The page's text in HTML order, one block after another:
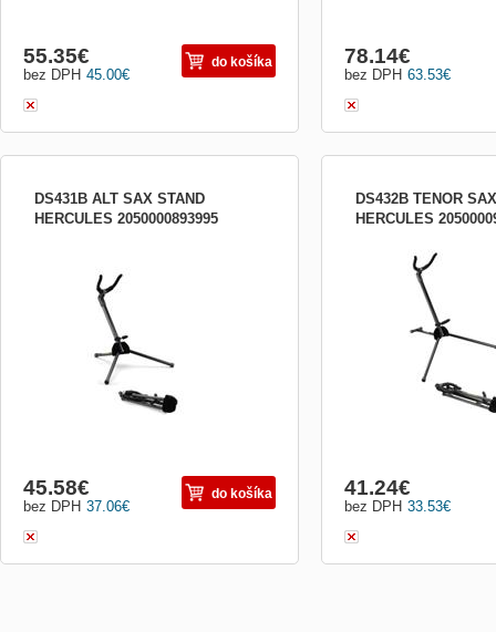
45.00€
bez DPH
55.35€ do košíka
63.53€
bez DPH
78.14€
DS431B ALT SAX STAND
HERCULES 2050000893995
Nosnosť: 15 kg Hmotnosť: 0,37 kg
Rozmery v zloženom stave: 27,5 x 7,5 cm
Puzdro je súčasťou balenia
37.06€
bez DPH
45.58€ do košíka
DS432B TENOR
HERCULES
Stojan na alt saxofón
33.53€
bez DPH
41.24€